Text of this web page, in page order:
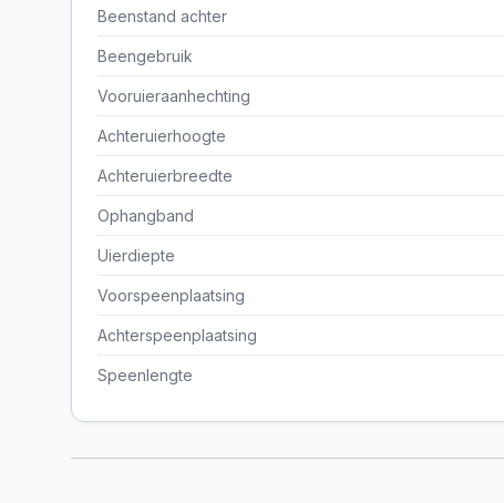
Beenstand achter
Beengebruik
Vooruieraanhechting
Achteruierhoogte
Achteruierbreedte
Ophangband
Uierdiepte
Voorspeenplaatsing
Achterspeenplaatsing
Speenlengte